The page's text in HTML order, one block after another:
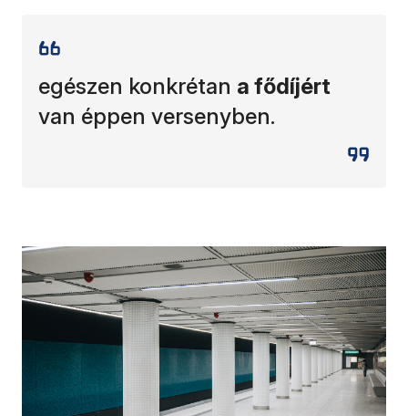
egészen konkrétan a fődíjért
van éppen versenyben.